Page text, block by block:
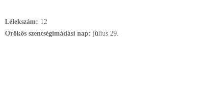
Lélekszám: 12
Örökös szentségimádási nap: július 29.